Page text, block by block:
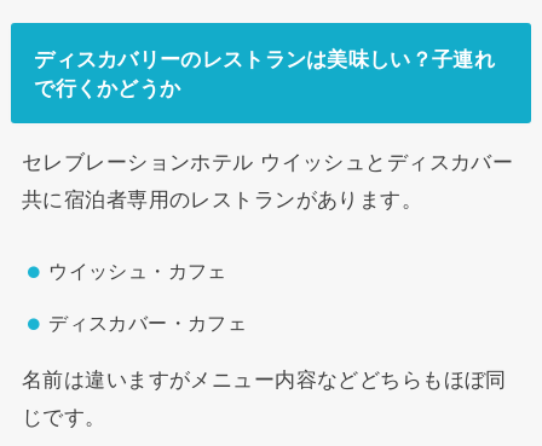
ディスカバリーのレストランは美味しい？子連れ
で行くかどうか
セレブレーションホテル ウイッシュとディスカバー
共に宿泊者専用のレストランがあります。
ウイッシュ・カフェ
ディスカバー・カフェ
名前は違いますがメニュー内容などどちらもほぼ同
じです。